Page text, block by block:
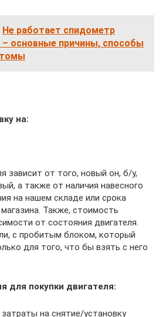
Не работает спидометр
– основные причины, способы
на:
зависит от того, новый он, б/у,
а также от наличия навесного
на нашем складе или срока
Также, стоимость
от состояния двигателя.
с пробитым блоком, который
для того, что бы взять с него
для покупки двигателя:
на снятие/установку